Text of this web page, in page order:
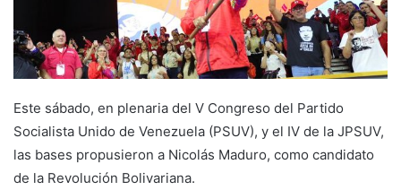
Este sábado, en plenaria del V Congreso del Partido
Socialista Unido de Venezuela (PSUV), y el IV de la JPSUV,
las bases propusieron a Nicolás Maduro, como candidato
de la Revolución Bolivariana.